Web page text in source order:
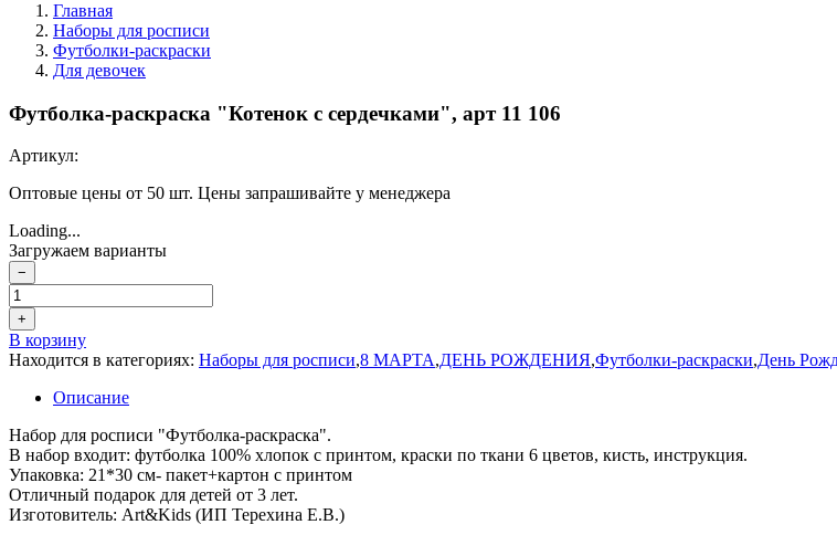
Главная
Наборы для росписи
Футболки-раскраски
Для девочек
Футболка-раскраска "Котенок с сердечками", арт 11 106
Артикул:
Оптовые цены от 50 шт. Цены запрашивайте у менеджера
Loading...
Загружаем варианты
−
+
В корзину
Находится в категориях: Наборы для росписи,8 МАРТА,ДЕНЬ РОЖДЕНИЯ,Футболки-раскраски,День
Описание
Набор для росписи "Футболка-раскраска".
В набор входит: футболка 100% хлопок с принтом, краски по ткани 6 цветов, кисть, инструкция.
Упаковка: 21*30 см- пакет+картон с принтом
Отличный подарок для детей от 3 лет.
Изготовитель: Art&Kids (ИП Терехина Е.В.)